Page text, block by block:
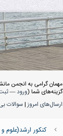
مهمان گرامی به انجمن
گزینه‌های شما (ورود—
ارسال‌های امروز| سوالات
کنکور ارشد(علوم